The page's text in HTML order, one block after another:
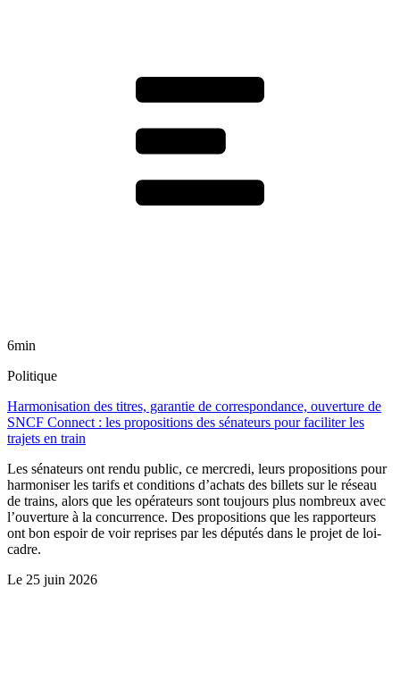
6min
Politique
Harmonisation des titres, garantie de correspondance, ouverture de
SNCF Connect : les propositions des sénateurs pour faciliter les
trajets en train
Les sénateurs ont rendu public, ce mercredi, leurs propositions pour
harmoniser les tarifs et conditions d’achats des billets sur le réseau
de trains, alors que les opérateurs sont toujours plus nombreux avec
l’ouverture à la concurrence. Des propositions que les rapporteurs
ont bon espoir de voir reprises par les députés dans le projet de loi-
cadre.
Le 25 juin 2026